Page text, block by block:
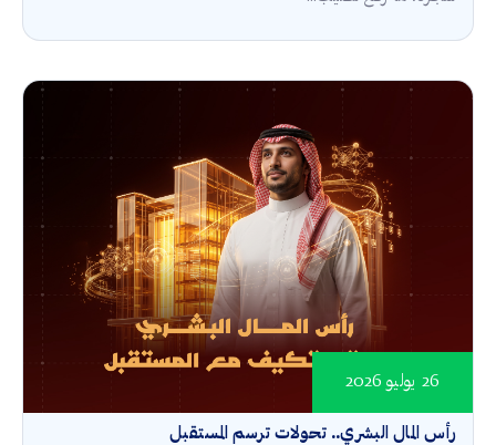
رأس المال البشري.. تحولات ترسم المستقبل
26 يوليو 2026